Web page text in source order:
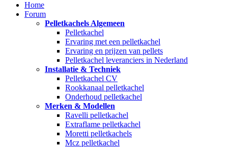
Home
Forum
Pelletkachels Algemeen
Pelletkachel
Ervaring met een pelletkachel
Ervaring en prijzen van pellets
Pelletkachel leveranciers in Nederland
Installatie & Techniek
Pelletkachel CV
Rookkanaal pelletkachel
Onderhoud pelletkachel
Merken & Modellen
Ravelli pelletkachel
Extraflame pelletkachel
Moretti pelletkachels
Mcz pelletkachel